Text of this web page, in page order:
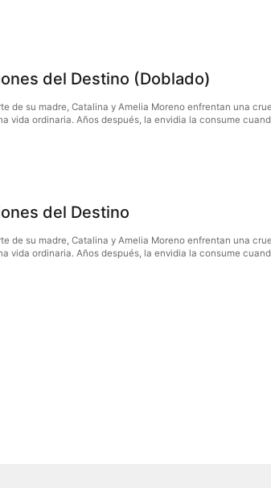
del Destino (Doblado)
de su madre, Catalina y Amelia Moreno enfrentan una
vida ordinaria. Años después, la envidia la consume
del Destino
de su madre, Catalina y Amelia Moreno enfrentan una
vida ordinaria. Años después, la envidia la consume